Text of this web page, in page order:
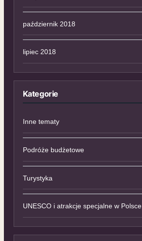
październik 2018
lipiec 2018
Kategorie
Inne tematy
Podróże budżetowe
Turystyka
UNESCO i atrakcje specjalne w Polsce